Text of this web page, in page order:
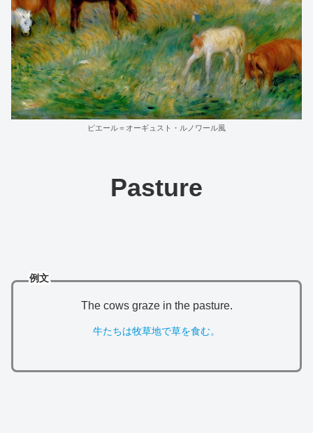
ピエール＝オーギュスト・ルノワール風
Pasture
例文
The cows graze in the pasture.
牛たちは牧草地で草を食む。